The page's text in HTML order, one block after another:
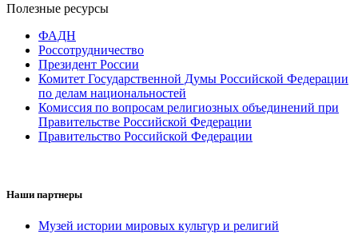
Полезные ресурсы
ФАДН
Россотрудничество
Президент России
Комитет Государственной Думы Российской Федерации
по делам национальностей
Комиссия по вопросам религиозных объединений при
Правительстве Российской Федерации
Правительство Российской Федерации
Наши партнеры
Музей истории мировых культур и религий